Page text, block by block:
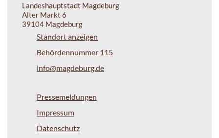
Landeshauptstadt Magdeburg
Alter Markt 6
39104 Magdeburg
Standort anzeigen
Behördennummer 115
info@magdeburg.de
Pressemeldungen
Impressum
Datenschutz